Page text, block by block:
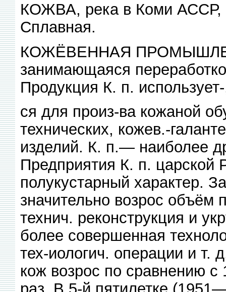
КОЖВА, река в Коми АССР,
Сплавная.
КОЖЁВЕННАЯ
занимающаяся
Продукция К. п.
ся для произ-ва кожаной
технических, кожев.-
изделий. К. п.— наиболее
Предприятия К. п. царской
полукустарный характер.
значительно возрос объём
технич. реконструкция и
более совершенная
тех-иологич. операции и т.
кож возрос по сравнению
раз. В 5-й пятилетке